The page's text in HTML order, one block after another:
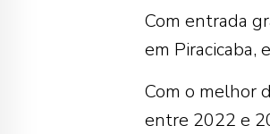
Com entrada
em Piracicaba,
Com o melhor
entre 2022 e